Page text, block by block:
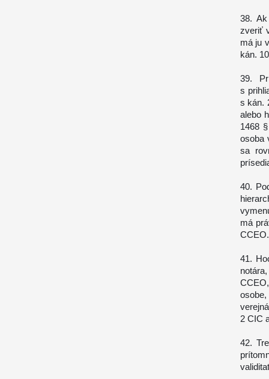
38. Ak
zveriť
má ju
kán.
39.
s
s kán.
alebo
1468
osoba
sa
40.
má
CCEO.
41.
2 CIC
42.